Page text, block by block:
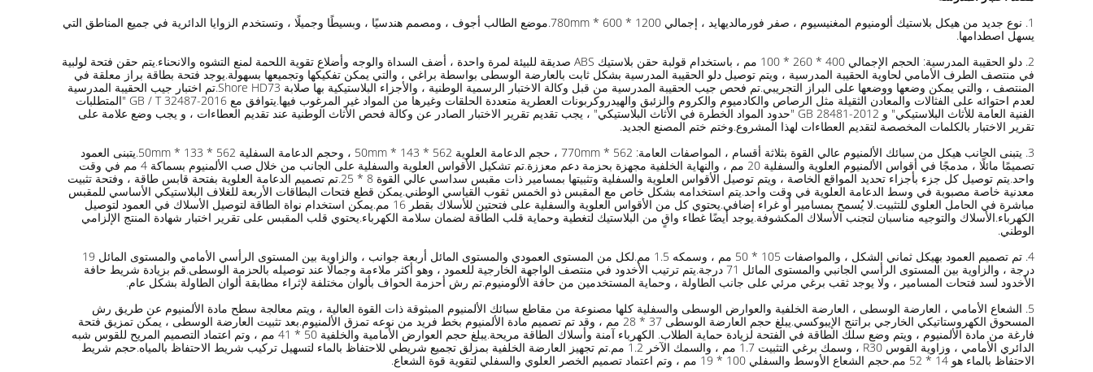
1. نوع جديد من هيكل بلاستيك ألومنيوم المغنيسيوم ، صفر فورمالديهايد ، إجمالي 1200 * 600 * 780mm.موضع الطالب أجوف ، ومصمم هندسيًا ، وبسيطًا وجميلًا ، وتستخدم الزوايا الدائرية في جميع المناطق التي
يسهل اصطدامها.
2. دلو الحقيبة المدرسية: الحجم الإجمالي 400 * 260 * 100 مم ، باستخدام قولبة حقن بلاستيك ABS صديقة للبيئة لمرة واحدة ، أضف السداة والوجه وأضلاع تقوية اللحمة لمنع التشوه والانحناء.يتم حقن فتحة لولبية
في منتصف الطرف الأمامي لحاوية الحقيبة المدرسية ، ويتم توصيل دلو الحقيبة المدرسية بشكل ثابت بالعارضة الوسطى بواسطة براغي ، والتي يمكن تفكيكها وتجميعها بسهولة.يوجد فتحة بطاقة براز معلقة في
المنتصف ، والتي يمكن وضعها ووضعها على البراز التجريبي.تم فحص جيب الحقيبة المدرسية من قبل وكالة الاختبار الرسمية الوطنية ، والأجزاء البلاستيكية بها صلابة Shore HD73.تم اختبار جيب الحقيبة المدرسية
لعدم احتوائه على الفثالات والمعادن الثقيلة مثل الرصاص والكادميوم والكروم والزئبق والهيدروكربونات العطرية متعددة الحلقات وغيرها من المواد غير المرغوب فيها.يتوافق مع GB / T 32487-2016 "المتطلبات
الفنية العامة للأثاث البلاستيكي" و GB 28481-2012 "حدود المواد الخطرة في الأثاث البلاستيكي" ، يجب تقديم تقرير الاختبار الصادر عن وكالة فحص الأثاث الوطنية عند تقديم العطاءات ، و يجب وضع علامة على
تقرير الاختبار بالكلمات المخصصة لتقديم العطاءات لهذا المشروع.وختم ختم المصنع الجديد.
3. يتبنى الجانب هيكل من سبائك الألمنيوم عالي القوة بثلاثة أقسام ، المواصفات العامة: 562 * 770mm ، حجم الدعامة العلوية 562 * 143 * 50mm ، وحجم الدعامة السفلية 562 * 133 * 50mm.يتبنى العمود
تصميمًا مائلًا ، مدمجًا في أقواس الألمنيوم العلوية والسفلية 20 مم ، والنهاية الخلفية مجهزة بحزمة دعم معززة.تم تشكيل الأقواس العلوية والسفلية على الجانب من خلال صب الألمنيوم بسماكة 4 مم في وقت
واحد.يتم توصيل كل جزء بأجزاء تحديد المواقع الخاصة ، ويتم توصيل الأقواس العلوية والسفلية وتثبيتها بمسامير ذات مقبس سداسي عالي القوة 8 * 25.تم تصميم الدعامة العلوية بفتحة قابس طاقة ، وفتحة تثبيت
معدنية خاصة مصبوبة في وسط الدعامة العلوية في وقت واحد.يتم استخدامه بشكل خاص مع المقبس ذو الخمس ثقوب القياسي الوطني.يمكن قطع فتحات البطاقات الأربعة للغلاف البلاستيكي الأساسي للمقبس
مباشرة في الحامل العلوي للتثبيت.لا يُسمح بمسامير أو غراء إضافي.يحتوي كل من الأقواس العلوية والسفلية على فتحتين للأسلاك بقطر 16 مم.يمكن استخدام نواة الطاقة لتوصيل الأسلاك في العمود لتوصيل
الكهرباء.الأسلاك والتوجيه مناسبان لتجنب الأسلاك المكشوفة.يوجد أيضًا غطاء واقٍ من البلاستيك لتغطية وحماية قلب الطاقة لضمان سلامة الكهرباء.يحتوي قلب المقبس على تقرير اختبار شهادة المنتج الإلزامي
الوطني.
4. تم تصميم العمود بهيكل ثماني الشكل ، والمواصفات 105 * 50 مم ، وسمكه 1.5 مم.لكل من المستوى العمودي والمستوى المائل أربعة جوانب ، والزاوية بين المستوى الرأسي الأمامي والمستوى المائل 19
درجة ، والزاوية بين المستوى الرأسي الجانبي والمستوى المائل 71 درجة.يتم ترتيب الأخدود في منتصف الواجهة الخارجية للعمود ، وهو أكثر ملاءمة وجمالًا عند توصيله بالحزمة الوسطى.قم بزيادة شريط حافة
الأخدود لسد فتحات المسامير ، ولا يوجد ثقب برغي مرئي على جانب الطاولة ، وحماية المستخدمين من حافة الألومنيوم.تم رش أحزمة الحواف بألوان مختلفة لإثراء مطابقة ألوان الطاولة بشكل عام.
5. الشعاع الأمامي ، العارضة الوسطى ، العارضة الخلفية والعوارض الوسطى والسفلية كلها مصنوعة من مقاطع سبائك الألمنيوم المبثوقة ذات القوة العالية ، ويتم معالجة سطح مادة الألمنيوم عن طريق رش
المسحوق الكهروستاتيكي الخارجي براتنج الإيبوكسي.يبلغ حجم العارضة الوسطى 37 * 28 مم ، وقد تم تصميم مادة الألمنيوم بخط فريد من نوعه تمزق الألمنيوم.بعد تثبيت العارضة الوسطى ، يمكن تمزيق فتحة
فارغة من مادة الألمنيوم ، ويتم وضع سلك الطاقة في الفتحة لزيادة حماية الطلاب. الكهرباء آمنة وأسلاك الطاقة مريحة.يبلغ حجم العوارض الأمامية والخلفية 50 * 41 مم ، وتم اعتماد التصميم المريح للقوس شبه
الدائري الأمامي ، وزاوية القوس R30 ، وسمك برغي التثبيت 1.7 مم ، والسمك الآخر 1.2 مم.تم تجهيز العارضة الخلفية بمزلق تجميع شريطي للاحتفاظ بالماء لتسهيل تركيب شريط الاحتفاظ بالمياه.حجم شريط
الاحتفاظ بالماء هو 14 * 52 مم.حجم الشعاع الأوسط والسفلي 100 * 19 مم ، وتم اعتماد تصميم الخصر العلوي والسفلي لتقوية قوة الشعاع.